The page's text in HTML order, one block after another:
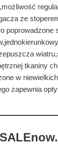
ze
poprowadzone
tkaniny
w
zapewnia